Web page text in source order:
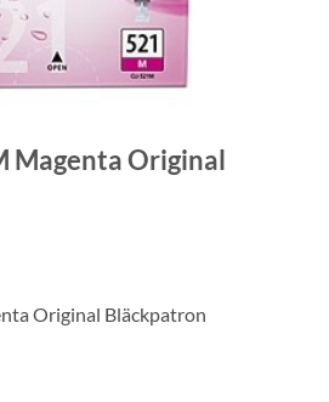
Magenta Original
Original Bläckpatron